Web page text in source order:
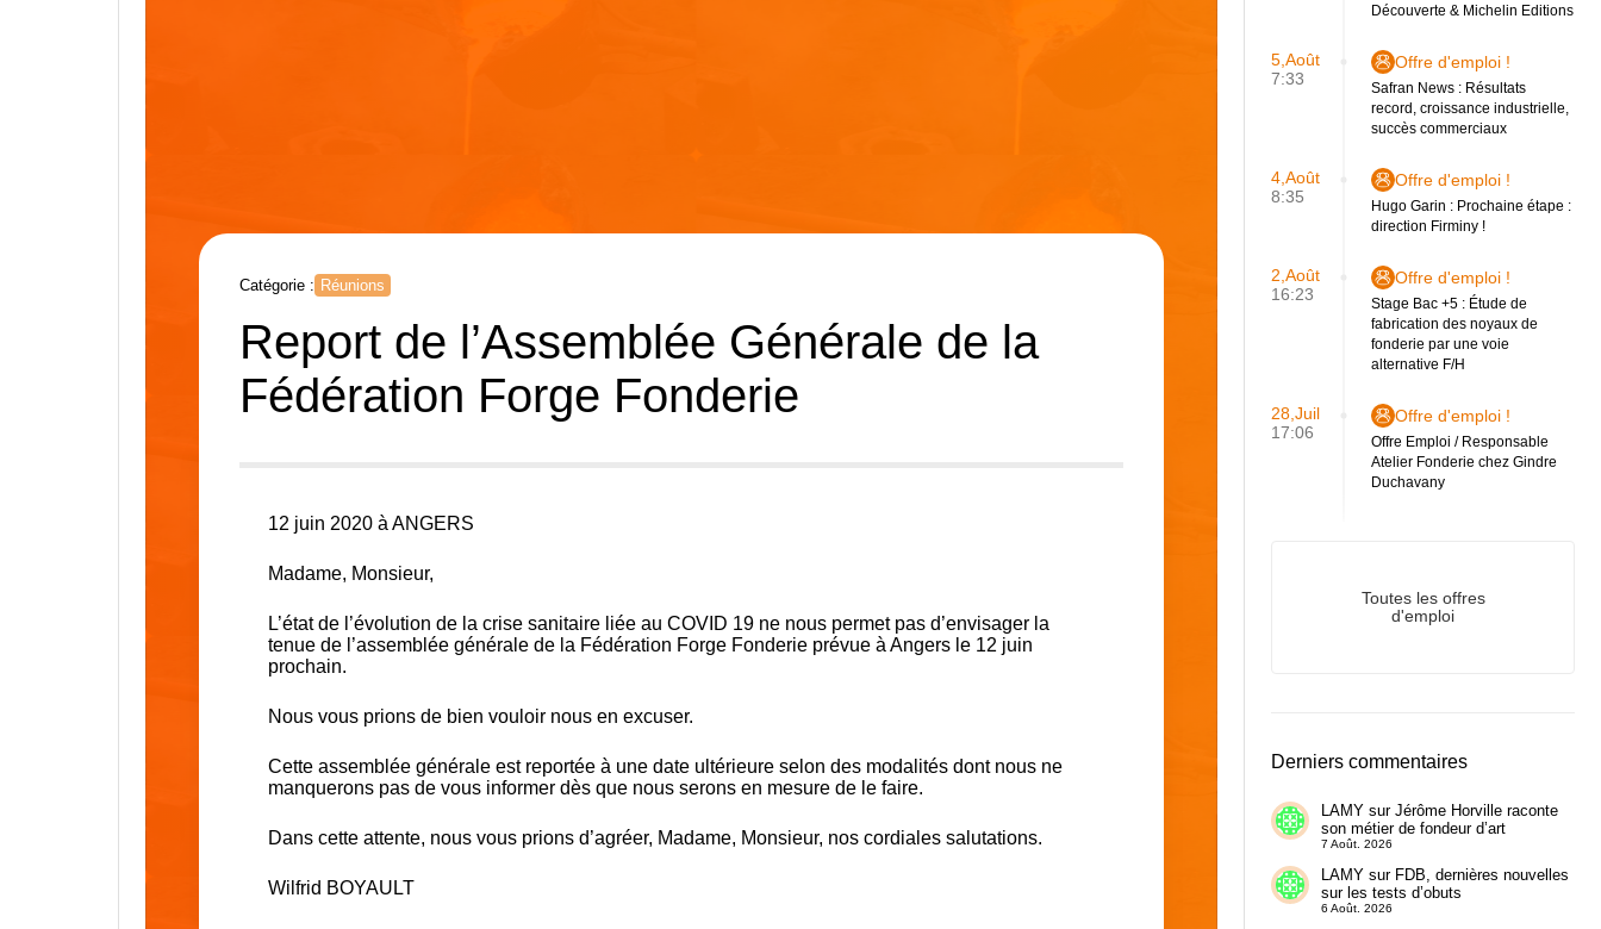
Catégorie : Réunions
Report de l’Assemblée Générale de la
Fédération Forge Fonderie
12 juin 2020 à ANGERS
Madame, Monsieur,
L’état de l’évolution de la crise sanitaire liée au COVID 19 ne nous permet pas d’envisager la
tenue de l’assemblée générale de la Fédération Forge Fonderie prévue à Angers le 12 juin
prochain.
Nous vous prions de bien vouloir nous en excuser.
Cette assemblée générale est reportée à une date ultérieure selon des modalités dont nous ne
manquerons pas de vous informer dès que nous serons en mesure de le faire.
Dans cette attente, nous vous prions d’agréer, Madame, Monsieur, nos cordiales salutations.
Wilfrid BOYAULT
Découverte & Michelin Editions
5,Août
7:33
Offre d'emploi !
Safran News : Résultats
record, croissance industrielle,
succès commerciaux
4,Août
8:35
Offre d'emploi !
Hugo Garin : Prochaine étape :
direction Firminy !
2,Août
16:23
Offre d'emploi !
Stage Bac +5 : Étude de
fabrication des noyaux de
fonderie par une voie
alternative F/H
28,Juil
17:06
Offre d'emploi !
Offre Emploi / Responsable
Atelier Fonderie chez Gindre
Duchavany
Toutes les offres
d'emploi
Derniers commentaires
LAMYsur Jérôme Horville raconte
son métier de fondeur d’art
7 Août. 2026
LAMYsur FDB, dernières nouvelles
sur les tests d’obuts
6 Août. 2026